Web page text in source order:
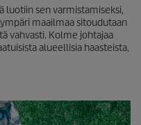
luotiin sen varmistamiseksi,
maailmaa sitoudutaan
vahvasti. Kolme johtajaa
alueellisia haasteista,